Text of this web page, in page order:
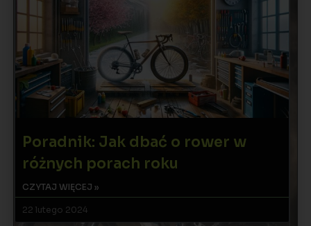
Poradnik: Jak dbać o rower w
różnych porach roku
CZYTAJ WIĘCEJ »
22 lutego 2024